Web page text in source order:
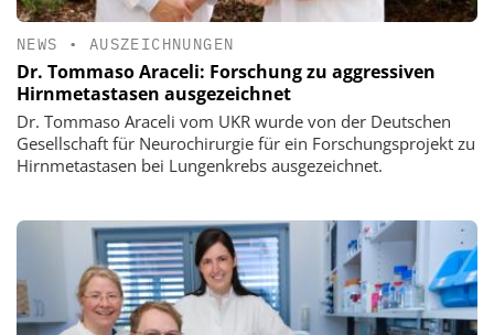
NEWS • AUSZEICHNUNGEN
Dr. Tommaso Araceli: Forschung zu aggressiven
Hirnmetastasen ausgezeichnet
Dr. Tommaso Araceli vom UKR wurde von der Deutschen
Gesellschaft für Neurochirurgie für ein Forschungsprojekt zu
Hirnmetastasen bei Lungenkrebs ausgezeichnet.